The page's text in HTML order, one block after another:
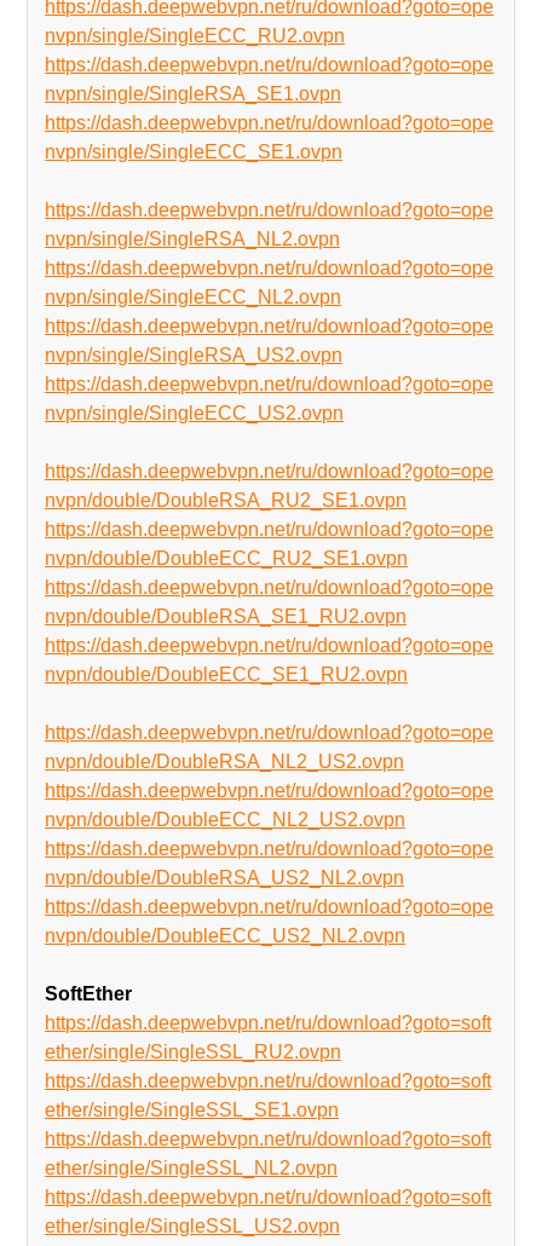
https://dash.deepwebvpn.net/ru/download?goto=ope
nvpn/single/SingleECC_RU2.ovpn
https://dash.deepwebvpn.net/ru/download?goto=ope
nvpn/single/SingleRSA_SE1.ovpn
https://dash.deepwebvpn.net/ru/download?goto=ope
nvpn/single/SingleECC_SE1.ovpn
https://dash.deepwebvpn.net/ru/download?goto=ope
nvpn/single/SingleRSA_NL2.ovpn
https://dash.deepwebvpn.net/ru/download?goto=ope
nvpn/single/SingleECC_NL2.ovpn
https://dash.deepwebvpn.net/ru/download?goto=ope
nvpn/single/SingleRSA_US2.ovpn
https://dash.deepwebvpn.net/ru/download?goto=ope
nvpn/single/SingleECC_US2.ovpn
https://dash.deepwebvpn.net/ru/download?goto=ope
nvpn/double/DoubleRSA_RU2_SE1.ovpn
https://dash.deepwebvpn.net/ru/download?goto=ope
nvpn/double/DoubleECC_RU2_SE1.ovpn
https://dash.deepwebvpn.net/ru/download?goto=ope
nvpn/double/DoubleRSA_SE1_RU2.ovpn
https://dash.deepwebvpn.net/ru/download?goto=ope
nvpn/double/DoubleECC_SE1_RU2.ovpn
https://dash.deepwebvpn.net/ru/download?goto=ope
nvpn/double/DoubleRSA_NL2_US2.ovpn
https://dash.deepwebvpn.net/ru/download?goto=ope
nvpn/double/DoubleECC_NL2_US2.ovpn
https://dash.deepwebvpn.net/ru/download?goto=ope
nvpn/double/DoubleRSA_US2_NL2.ovpn
https://dash.deepwebvpn.net/ru/download?goto=ope
nvpn/double/DoubleECC_US2_NL2.ovpn
SoftEther
https://dash.deepwebvpn.net/ru/download?goto=soft
ether/single/SingleSSL_RU2.ovpn
https://dash.deepwebvpn.net/ru/download?goto=soft
ether/single/SingleSSL_SE1.ovpn
https://dash.deepwebvpn.net/ru/download?goto=soft
ether/single/SingleSSL_NL2.ovpn
https://dash.deepwebvpn.net/ru/download?goto=soft
ether/single/SingleSSL_US2.ovpn